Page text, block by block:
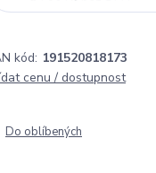
kód: 191520818173
cenu / dostupnost
Do oblíbených